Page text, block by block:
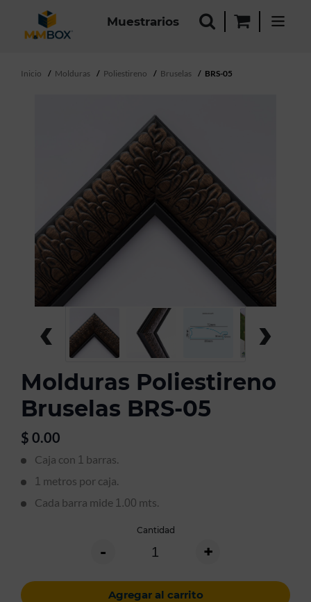
Muestrarios
Inicio Molduras Poliestireno Bruselas BRS-05
‹ ›
Molduras Poliestireno
Bruselas BRS-05
$ 0.00
Caja con 1 barras.
1 metros por caja.
Cada barra mide 1.00 mts.
Cantidad
- +
Agregar al carrito